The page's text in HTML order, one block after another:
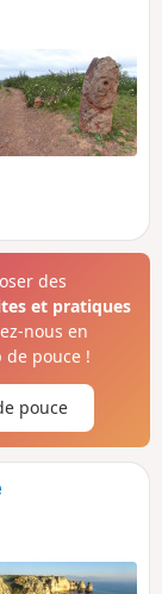
des
et pratiques
nous en
pouce !
pouce